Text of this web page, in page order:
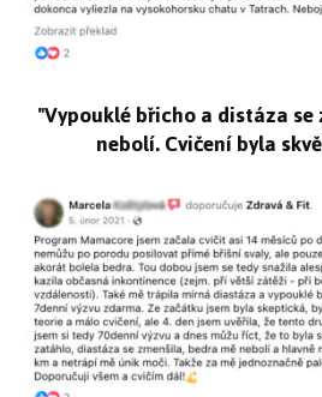
"Vypouklé břicho a distáza
nebolí. Cvičení byla